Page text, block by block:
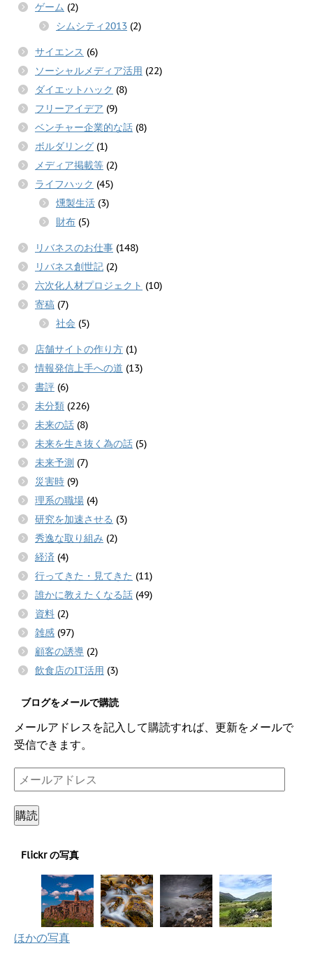
ゲーム (2)
シムシティ2013 (2)
サイエンス (6)
ソーシャルメディア活用 (22)
ダイエットハック (8)
フリーアイデア (9)
ベンチャー企業的な話 (8)
ボルダリング (1)
メディア掲載等 (2)
ライフハック (45)
燻製生活 (3)
財布 (5)
リバネスのお仕事 (148)
リバネス創世記 (2)
六次化人材プロジェクト (10)
寄稿 (7)
社会 (5)
店舗サイトの作り方 (1)
情報発信上手への道 (13)
書評 (6)
未分類 (226)
未来の話 (8)
未来を生き抜く為の話 (5)
未来予測 (7)
災害時 (9)
理系の職場 (4)
研究を加速させる (3)
秀逸な取り組み (2)
経済 (4)
行ってきた・見てきた (11)
誰かに教えたくなる話 (49)
資料 (2)
雑感 (97)
顧客の誘導 (2)
飲食店のIT活用 (3)
ブログをメールで購読
メールアドレスを記入して購読すれば、更新をメールで
受信できます。
メ
ー
ル
ア
レ
購読
Flickr の写真
ほかの写真